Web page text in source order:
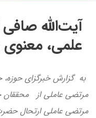
آیت‌الله
علمی، معنوی
به گزارش خبرگزای
مرتضی عاملی از محققان
مرتضی عاملی ارتحال